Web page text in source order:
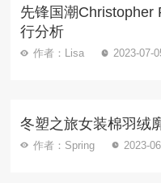
先锋国潮Christopher
行分析
作者：Lisa 2023-07-
冬塑之旅女装棉羽绒
作者：Spring 2023-